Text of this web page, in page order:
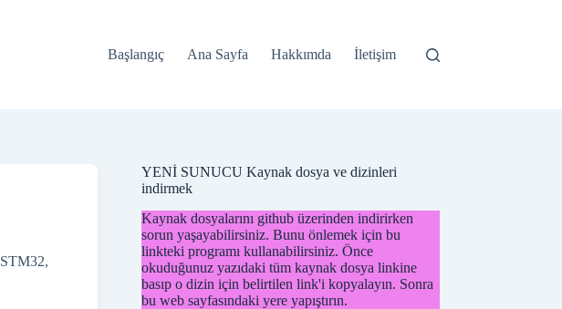
Başlangıç Ana Sayfa Hakkımda İletişim
STM32,
YENİ SUNUCU Kaynak dosya ve dizinleri
indirmek
Kaynak dosyalarını github üzerinden indirirken
sorun yaşayabilirsiniz. Bunu önlemek için bu
linkteki programı kullanabilirsiniz. Önce
okuduğunuz yazıdaki tüm kaynak dosya linkine
basıp o dizin için belirtilen link'i kopyalayın. Sonra
bu web sayfasındaki yere yapıştırın.